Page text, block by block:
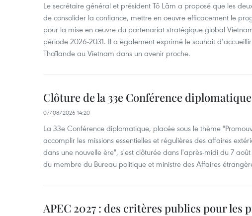
Le secrétaire général et président Tô Lâm a proposé que les
de consolider la confiance, mettre en oeuvre efficacement le
pour la mise en œuvre du partenariat stratégique global
période 2026-2031. Il a également exprimé le souhait
Thaïlande au Vietnam dans un avenir proche.
Clôture de la 33e Conférence diplomatique
07/08/2026 14:20
La 33e Conférence diplomatique, placée sous le thème
accomplir les missions essentielles et régulières des affaires
dans une nouvelle ère", s'est clôturée dans l'après-midi du 7
du membre du Bureau politique et ministre des Affaires
APEC 2027 : des critères publics pour les